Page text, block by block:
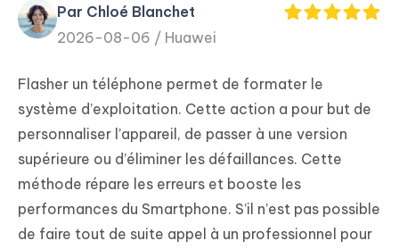
PDNob
PDF
New
iAnyGo
Par Chloé Blanchet
2026-08-06 / Huawei
Flasher un téléphone permet de formater le
système d’exploitation. Cette action a pour but de
personnaliser l’appareil, de passer à une version
supérieure ou d’éliminer les défaillances. Cette
méthode répare les erreurs et booste les
performances du Smartphone. S’il n’est pas possible
de faire tout de suite appel à un professionnel pour